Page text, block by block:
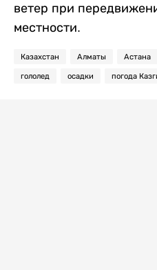
ветер при
местности.
Казахстан Алматы Астана
гололед осадки погода